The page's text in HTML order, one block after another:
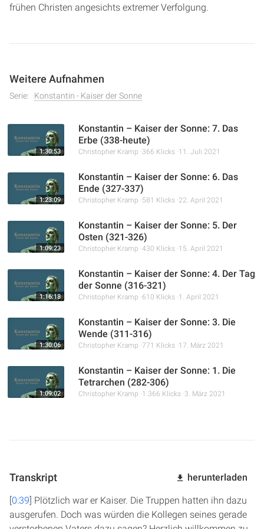
frühen Christen angesichts extremer Verfolgung.
Weitere Aufnahmen
Serie: Konstantin - Kaiser der Sonne
1:30:53
Konstantin – Kaiser der Sonne: 7. Das
Erbe (338-heute)
Christopher Kramp 366 Klicks 11. Juli 2021
1:23:09
Konstantin – Kaiser der Sonne: 6. Das
Ende (327-337)
Christopher Kramp 581 Klicks 22. April 2021
1:09:23
Konstantin – Kaiser der Sonne: 5. Der
Osten (321-326)
Christopher Kramp 430 Klicks 15. April 2021
1:16:18
Konstantin – Kaiser der Sonne: 4. Der Tag
der Sonne (316-321)
Christopher Kramp 610 Klicks 1. April 2021
1:30:06
Konstantin – Kaiser der Sonne: 3. Die
Wende (311-316)
Christopher Kramp 771 Klicks 17. März 2021
1:09:02
Konstantin – Kaiser der Sonne: 1. Die
Tetrarchen (282-306)
Christopher Kramp 1.366 Klicks 3. März 2021
Transkript herunterladen
[0:39] Plötzlich war er Kaiser. Die Truppen hatten ihn dazu
ausgerufen. Doch was würden die Kollegen seines gerade